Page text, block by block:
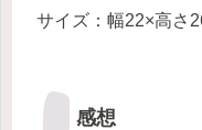
サイズ：幅22×高さ
感想